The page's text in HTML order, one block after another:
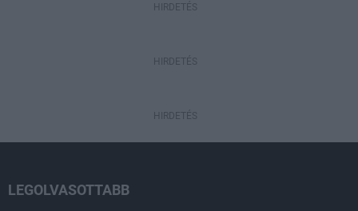
HIRDETÉS
HIRDETÉS
HIRDETÉS
LEGOLVASOTTABB